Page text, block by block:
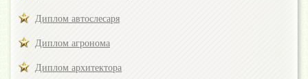
Диплом автослесаря
Диплом агронома
Диплом архитектора